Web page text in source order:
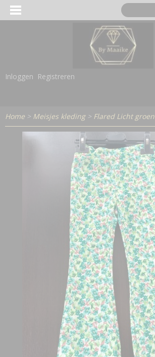
Inloggen Registreren
Home > Meisjes kleding> Flared Licht groen